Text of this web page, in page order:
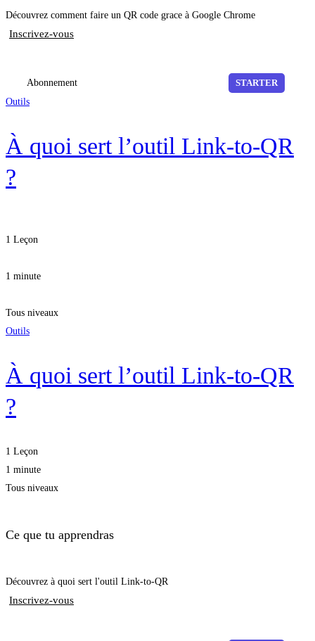
Découvrez comment faire un QR code grace à Google Chrome
Inscrivez-vous
Abonnement
STARTER
Outils
À quoi sert l’outil Link-to-QR
?
1 Leçon
1 minute
Tous niveaux
Outils
À quoi sert l’outil Link-to-QR
?
1 Leçon
1 minute
Tous niveaux
Ce que tu apprendras
Découvrez à quoi sert l'outil Link-to-QR
Inscrivez-vous